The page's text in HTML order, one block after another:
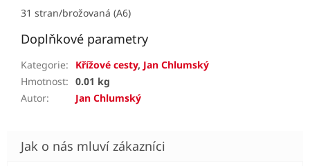
31 stran/brožovaná (A6)
Doplňkové parametry
Kategorie: Křížové cesty, Jan Chlumský
Hmotnost: 0.01 kg
Autor: Jan Chlumský